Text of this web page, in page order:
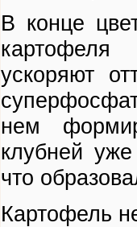
В конце
ускоряют
нем
клубней
что
Картофель